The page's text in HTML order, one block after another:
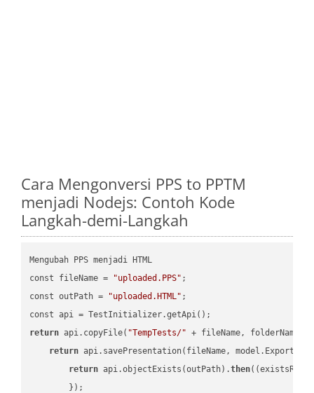
Cara Mengonversi PPS to PPTM
menjadi Nodejs: Contoh Kode
Langkah-demi-Langkah
Mengubah PPS menjadi HTML
const fileName =
"uploaded.PPS" ;
const outPath =
"uploaded.HTML" ;
return api.copyFile( "TempTests/" + fileName, folderName +
return api.savePresentation(fileName,
return api.objectExists(outPath).then(
        });